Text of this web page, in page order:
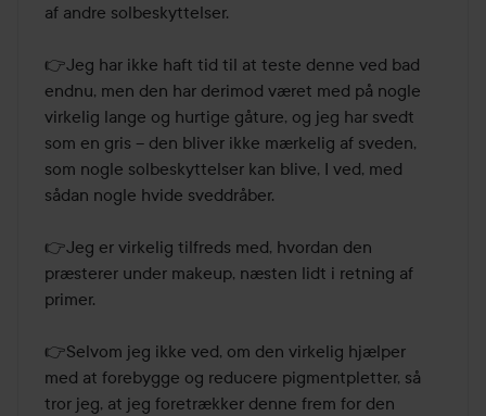
af andre solbeskyttelser.
👉Jeg har ikke haft tid til at teste denne ved bad
endnu, men den har derimod været med på nogle
virkelig lange og hurtige gåture, og jeg har svedt
som en gris – den bliver ikke mærkelig af sveden,
som nogle solbeskyttelser kan blive, I ved, med
sådan nogle hvide sveddråber.
👉Jeg er virkelig tilfreds med, hvordan den
præsterer under makeup, næsten lidt i retning af
primer.
👉Selvom jeg ikke ved, om den virkelig hjælper
med at forebygge og reducere pigmentpletter, så
tror jeg, at jeg foretrækker denne frem for den